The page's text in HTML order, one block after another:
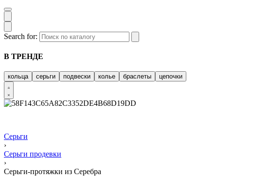
Search for:
В ТРЕНДЕ
кольца серьги подвески колье браслеты цепочки
Серьги
›
Серьги продевки
›
Серьги-протяжки из Серебра